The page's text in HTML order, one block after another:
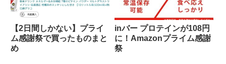
【2日間しかない】プライ
ム感謝祭で買ったものまと
め
inバー プロテインが108円
に！Amazonプライム感謝
祭